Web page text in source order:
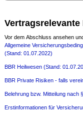
Vertragsrelevante
Vor dem Abschluss ansehen
Allgemeine
(Stand: 01.07.2022)
BBR Heilwesen (Stand:
BBR Private Risiken - falls
Belehrung bzw. Mitteilung nach
Erstinformationen für